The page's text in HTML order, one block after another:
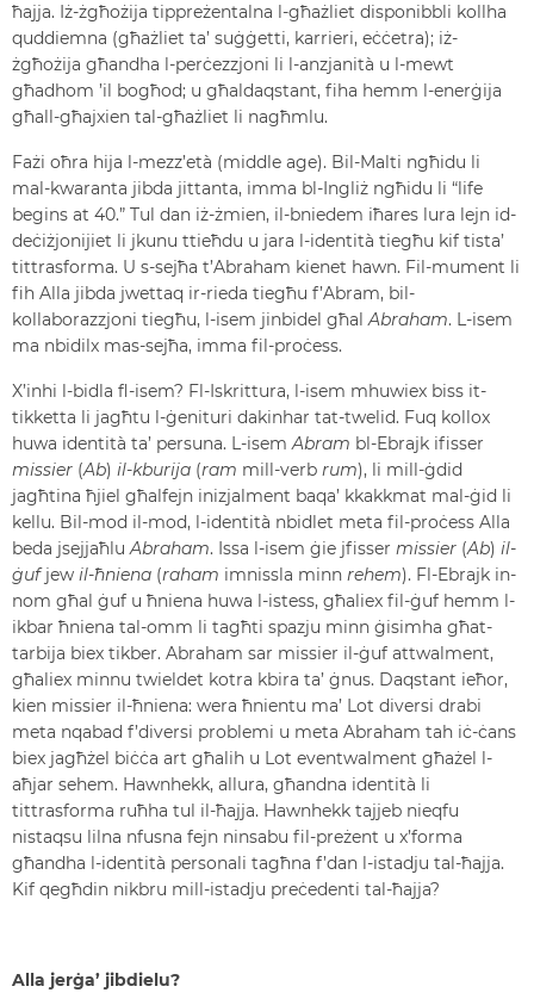
ħajja. Iż-żgħożija tippreżentalna l-għażliet disponibbli kollha
quddiemna (għażliet ta’ suġġetti, karrieri, eċċetra); iż-
żgħożija għandha l-perċezzjoni li l-anzjanità u l-mewt
għadhom ’il bogħod; u għaldaqstant, fiha hemm l-enerġija
għall-għajxien tal-għażliet li nagħmlu.
Fażi oħra hija l-mezz’età (middle age). Bil-Malti ngħidu li
mal-kwaranta jibda jittanta, imma bl-Ingliż ngħidu li “life
begins at 40.” Tul dan iż-żmien, il-bniedem iħares lura lejn id-
deċiżjonijiet li jkunu ttieħdu u jara l-identità tiegħu kif tista’
tittrasforma. U s-sejħa t’Abraham kienet hawn. Fil-mument li
fih Alla jibda jwettaq ir-rieda tiegħu f’Abram, bil-
kollaborazzjoni tiegħu, l-isem jinbidel għalAbraham. L-isem
ma nbidilx mas-sejħa, imma fil-proċess.
X’inhi l-bidla fl-isem? Fl-Iskrittura, l-isem mhuwiex biss it-
tikketta li jagħtu l-ġenituri dakinhar tat-twelid. Fuq kollox
huwa identità ta’ persuna. L-isemAbram bl-Ebrajk ifisser
missier (Ab) il-kburija (ram mill-verb rum), li mill-ġdid
jagħtina ħjiel għalfejn inizjalment baqa’ kkakkmat mal-ġid li
kellu. Bil-mod il-mod, l-identità nbidlet meta fil-proċess Alla
beda jsejjaħluAbraham. Issa l-isem ġie jfisser missier (Ab) il-
ġufjew il-ħniena (raham imnissla minn rehem). Fl-Ebrajk in-
nom għal ġuf u ħniena huwa l-istess, għaliex fil-ġuf hemm l-
ikbar ħniena tal-omm li tagħti spazju minn ġisimha għat-
tarbija biex tikber. Abraham sar missier il-ġuf attwalment,
għaliex minnu twieldet kotra kbira ta’ ġnus. Daqstant ieħor,
kien missier il-ħniena: wera ħnientu ma’ Lot diversi drabi
meta nqabad f’diversi problemi u meta Abraham tah iċ-ċans
biex jagħżel biċċa art għalih u Lot eventwalment għażel l-
aħjar sehem. Hawnhekk, allura, għandna identità li
tittrasforma ruħha tul il-ħajja. Hawnhekk tajjeb nieqfu
nistaqsu lilna nfusna fejn ninsabu fil-preżent u x’forma
għandha l-identità personali tagħna f’dan l-istadju tal-ħajja.
Kif qegħdin nikbru mill-istadju preċedenti tal-ħajja?
Alla jerġa’ jibdielu?